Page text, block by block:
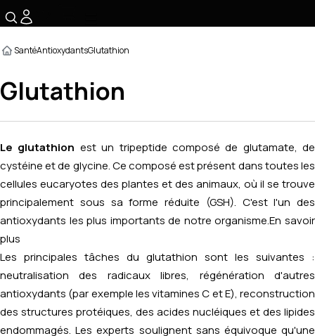
SantéAntioxydantsGlutathion
Glutathion
Le glutathion est un tripeptide composé de glutamate, de
cystéine et de glycine. Ce composé est présent dans toutes les
cellules eucaryotes des plantes et des animaux, où il se trouve
principalement sous sa forme réduite (GSH). C'est l'un des
antioxydants les plus importants de notre organisme.En savoir
plus
Les principales tâches du glutathion sont les suivantes :
neutralisation des radicaux libres, régénération d'autres
antioxydants (par exemple les vitamines C et E), reconstruction
des structures protéiques, des acides nucléiques et des lipides
endommagés. Les experts soulignent sans équivoque qu'une